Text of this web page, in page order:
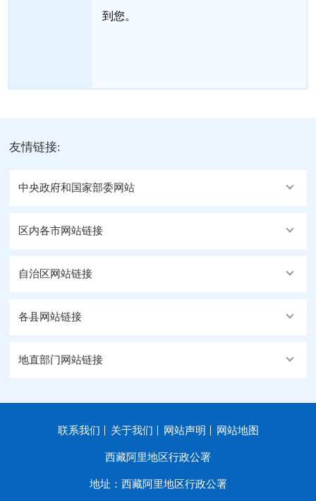
到您。
友情链接:
中央政府和国家部委网站
区内各市网站链接
自治区网站链接
各县网站链接
地直部门网站链接
联系我们 关于我们 网站声明 网站地图
西藏阿里地区行政公署
地址：西藏阿里地区行政公署